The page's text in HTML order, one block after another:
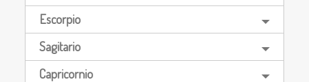
Escorpio
Sagitario
Capricornio